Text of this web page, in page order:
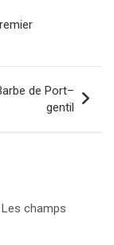
de Port–
gentil
Les champs